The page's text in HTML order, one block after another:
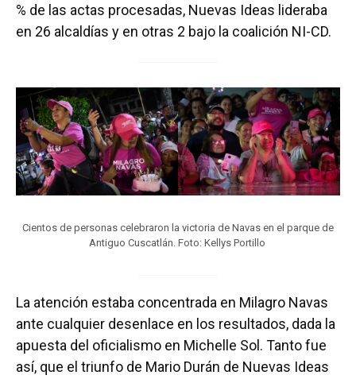
% de las actas procesadas, Nuevas Ideas lideraba
en 26 alcaldías y en otras 2 bajo la coalición NI-CD.
Cientos de personas celebraron la victoria de Navas en el parque de
Antiguo Cuscatlán. Foto: Kellys Portillo
La atención estaba concentrada en Milagro Navas
ante cualquier desenlace en los resultados, dada la
apuesta del oficialismo en Michelle Sol. Tanto fue
así, que el triunfo de Mario Durán de Nuevas Ideas